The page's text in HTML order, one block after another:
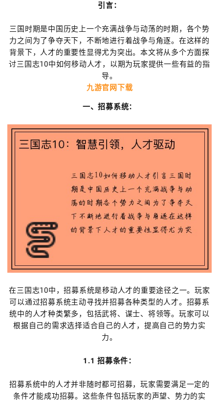
引言：
三国时期是中国历史上一个充满战争与动荡的时期，各个势
力之间为了争夺天下，不断地进行着战争与角逐。在这样的
背景下，人才的重要性显得尤为突出。本文将从多个方面探
讨三国志10中如何移动人才，以期为玩家提供一些有益的指
导。
九游官网下载
一、招募系统：
在三国志10中，招募系统是移动人才的重要途径之一。玩家
可以通过招募系统主动寻找并招募各种类型的人才。招募系
统中的人才种类繁多，包括武将、谋士、将领等。玩家可以
根据自己的需求选择适合自己的人才，提高自己的势力实
力。
1.1 招募条件：
招募系统中的人才并非随时都可招募，玩家需要满足一定的
条件才能成功招募。这些条件包括玩家的声望、势力的实